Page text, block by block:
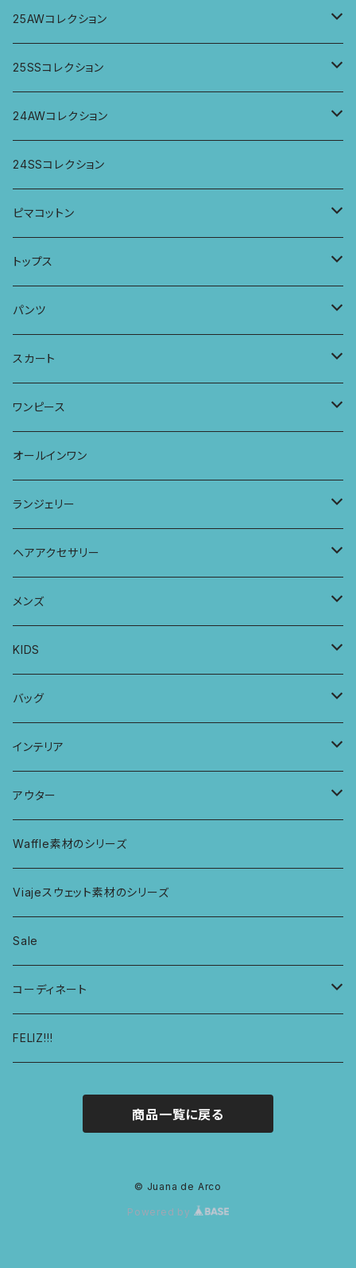
トップス
ジャケット、羽織
パンツ
ワンピース
25AWコレクション
トップス
パンツ
スカート
パーカー
25SSコレクション
トップス
パンツ
ワンピース
24AWコレクション
ワイドパンツ
ロングスリーブトップス
ロングスリーブワンピース
Tシャツ
パーカー
ワンピース
24SSコレクション
ピマコットン
Tシャツ
フレンチスリーブラウス
サーフパンツ
ドレス
ストール
トップス
タンクトップ・キャミソール
タンクトップ
キャミソール
ワイドTシャツ
チュニックTシャツ
七分袖トップス
ラグランスリーブトップス
パンツ
アラジンパンツ
ポケット付きアラジンパンツ
ワイドパンツ
ポケット付きワイドパンツ
レギンス
バブーチャ
スカート
マキシスカート
ワンピース
ワンピース
オールインワン
スリップワンピース
ビルヘンワンピース
半袖ワンピース
オールインワン
ランジェリー
ブラ
ヨガトップ
カシュクールブラ
ショーツ
プレーンショーツ
ボンバチャショーツ
総レースショーツ
レディースボクサー
ヘアアクセサリー
リボンシュシュ
シュシュ
ヘアターバン
三つ編み紐
メンズ
メンズボクサー
パンツ
トップス
KIDS
KIDS 羽根つきTシャツ
KIDS Tシャツ
KIDS ロングスリーブトップス
KIDS ラグランスリーブ長袖トップス
KIDS アラジンパンツ
KIDS ジョギングパンツ
KIDS レギンス
KIDS スウェットパーカー
バッグ
PCケース
マルシェバッグ
インテリア
カーテン
ラグ
なべつかみ
プフ
アウター
パーカー
ジャケット
Waffle素材のシリーズ
Viajeスウェット素材のシリーズ
Sale
コーディネート
コーディネート1
FELIZ!!!
商品一覧に戻る
© Juana de Arco
Powered by